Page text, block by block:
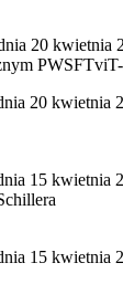
kwietnia
20 kwietnia
15 kwietnia
kwietnia